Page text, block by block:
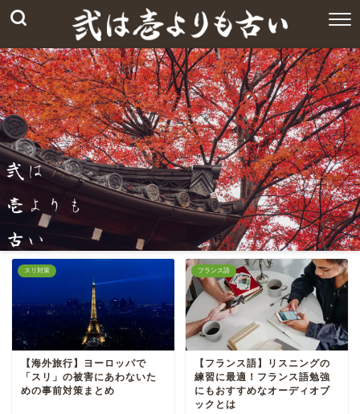
スリ対策
【海外旅行】ヨーロッパで
「スリ」の被害にあわないた
めの事前対策まとめ
フランス語
【フランス語】リスニングの
練習に最適！フランス語勉強
にもおすすめなオーディオブ
ックとは